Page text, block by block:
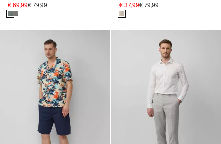
€ 69,99€ 79,99 € 37,99€ 79,99